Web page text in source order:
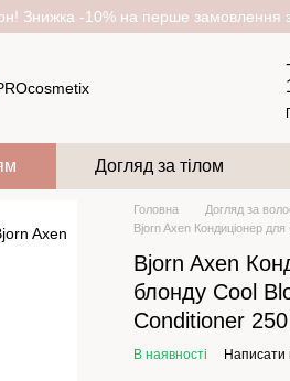
Знижка -10% на перше
Догляд за тілом
Головна Догляд за
Bjorn Axen Кондиціонер
Bjorn Axen
блонду Cool
Conditioner
В наявності Написати